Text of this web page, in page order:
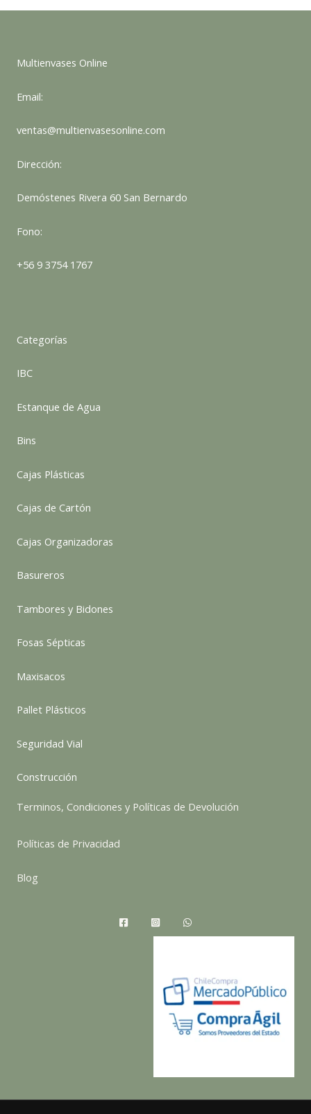
Multienvases Online
Email:
ventas@multienvasesonline.com
Dirección:
Demóstenes Rivera 60 San Bernardo
Fono:
+56 9 3754 1767
Categorías
IBC
Estanque de Agua
Bins
Cajas Plásticas
Cajas de Cartón
Cajas Organizadoras
Basureros
Tambores y Bidones
Fosas Sépticas
Maxisacos
Pallet Plásticos
Seguridad Vial
Construcción
Terminos, Condiciones y Políticas de Devolución
Políticas de Privacidad
Blog